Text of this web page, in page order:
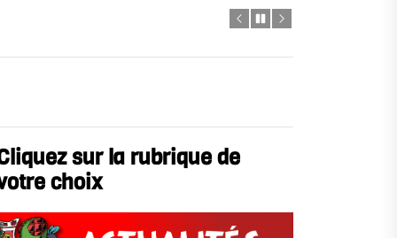
sur la rubrique de
choix